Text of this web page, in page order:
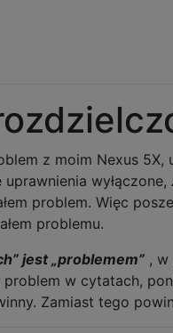
z moim Nexus
wyłączone,
problem. Więc
problemu.
jest „problemem” , w
w cytatach,
Zamiast tego